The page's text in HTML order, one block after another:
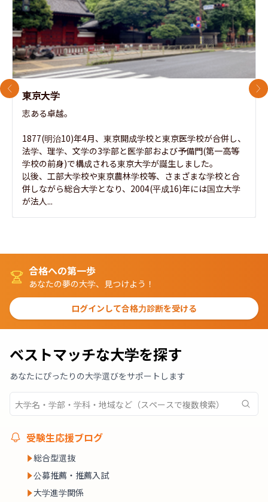
東京大学
志ある卓越。
1877(明治10)年4月、東京開成学校と東京医学校が合併し、
法学、理学、文学の3学部と医学部および予備門(第一高等
学校の前身)で構成される東京大学が誕生しました。
以後、工部大学校や東京農林学校等、さまざまな学校と合
併しながら総合大学となり、2004(平成16)年には国立大学
が法人...
前のスライド 次
合格への第一歩
あなたの夢の大学、見つけよう！
ログインして合格力診断を受ける
ベストマッチな大学を探す
あなたにぴったりの大学選びをサポートします
受験生応援ブログ
総合型選抜
公募推薦・推薦入試
大学進学関係